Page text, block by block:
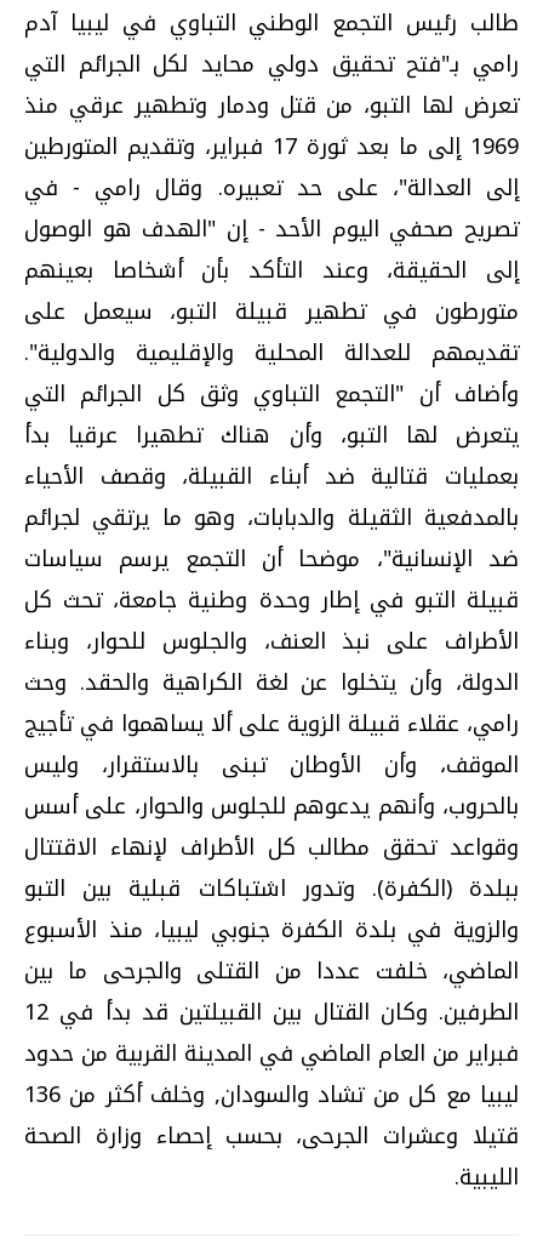
طالب رئيس التجمع الوطني التباوي في ليبيا آدم
رامي بـ"فتح تحقيق دولي محايد لكل الجرائم التي
تعرض لها التبو، من قتل ودمار وتطهير عرقي منذ
1969 إلى ما بعد ثورة 17 فبراير، وتقديم المتورطين
إلى العدالة"، على حد تعبيره. وقال رامي - في
تصريح صحفي اليوم الأحد - إن "الهدف هو الوصول
إلى الحقيقة، وعند التأكد بأن أشخاصا بعينهم
متورطون في تطهير قبيلة التبو، سيعمل على
تقديمهم للعدالة المحلية والإقليمية والدولية".
وأضاف أن "التجمع التباوي وثق كل الجرائم التي
يتعرض لها التبو، وأن هناك تطهيرا عرقيا بدأ
بعمليات قتالية ضد أبناء القبيلة، وقصف الأحياء
بالمدفعية الثقيلة والدبابات، وهو ما يرتقي لجرائم
ضد الإنسانية"، موضحا أن التجمع يرسم سياسات
قبيلة التبو في إطار وحدة وطنية جامعة، تحث كل
الأطراف على نبذ العنف، والجلوس للحوار، وبناء
الدولة، وأن يتخلوا عن لغة الكراهية والحقد. وحث
رامي، عقلاء قبيلة الزوية على ألا يساهموا في تأجيج
الموقف، وأن الأوطان تبنى بالاستقرار، وليس
بالحروب، وأنهم يدعوهم للجلوس والحوار، على أسس
وقواعد تحقق مطالب كل الأطراف لإنهاء الاقتتال
ببلدة (الكفرة). وتدور اشتباكات قبلية بين التبو
والزوية في بلدة الكفرة جنوبي ليبيا، منذ الأسبوع
الماضي، خلفت عددا من القتلى والجرحى ما بين
الطرفين. وكان القتال بين القبيلتين قد بدأ في 12
فبراير من العام الماضي في المدينة القربية من حدود
ليبيا مع كل من تشاد والسودان, وخلف أكثر من 136
قتيلا وعشرات الجرحى، بحسب إحصاء وزارة الصحة
الليبية.